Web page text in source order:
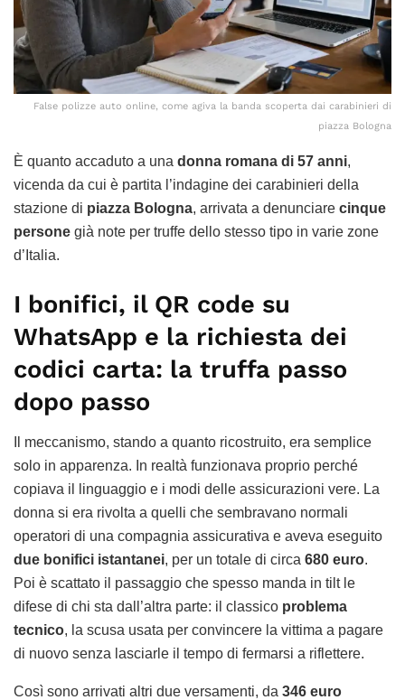
False polizze auto online, come agiva la banda scoperta dai carabinieri di
piazza Bologna
È quanto accaduto a una donna romana di 57 anni,
vicenda da cui è partita l’indagine dei carabinieri della
stazione di piazza Bologna, arrivata a denunciare cinque
persone già note per truffe dello stesso tipo in varie zone
d’Italia.
I bonifici, il QR code su
WhatsApp e la richiesta dei
codici carta: la truffa passo
dopo passo
Il meccanismo, stando a quanto ricostruito, era semplice
solo in apparenza. In realtà funzionava proprio perché
copiava il linguaggio e i modi delle assicurazioni vere. La
donna si era rivolta a quelli che sembravano normali
operatori di una compagnia assicurativa e aveva eseguito
due bonifici istantanei, per un totale di circa 680 euro.
Poi è scattato il passaggio che spesso manda in tilt le
difese di chi sta dall’altra parte: il classico problema
tecnico, la scusa usata per convincere la vittima a pagare
di nuovo senza lasciarle il tempo di fermarsi a riflettere.
Così sono arrivati altri due versamenti, da 346 euro